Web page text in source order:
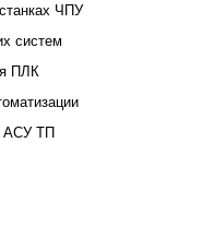
ЧПУ
систем
ПЛК
АСУ ТП